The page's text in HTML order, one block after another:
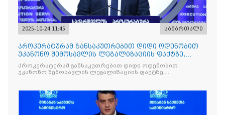
2025-10-24 11:45 სამართალი
პროკურატურამ განსაკუთრებით დიდი ოდენობით
უკანონო შემოსავლის ლეგალიზაციის ფაქტზე,
საქართველოს ყოფილ პ
პროკურატურამ განსაკუთრებით დიდი ოდენობით
უკანონო შემოსავლის ლეგალიზაციის ფაქტზე,